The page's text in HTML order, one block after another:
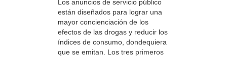
Los anuncios de servicio público
están diseñados para lograr una
mayor concienciación de los
efectos de las drogas y reducir los
índices de consumo, dondequiera
que se emitan. Los tres primeros